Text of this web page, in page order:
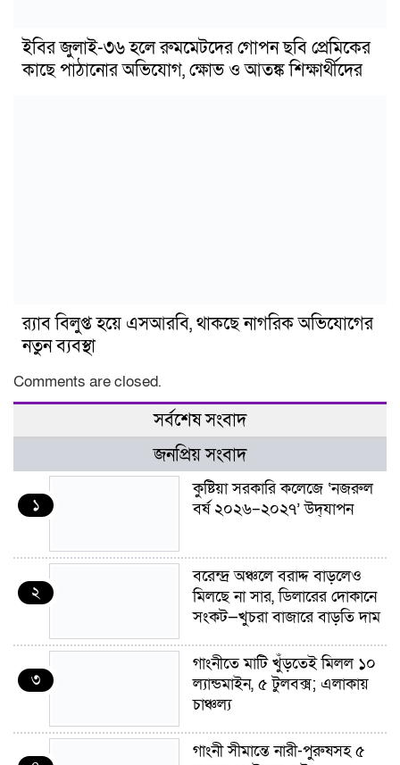
ইবির জুলাই-৩৬ হলে রুমমেটদের গোপন ছবি প্রেমিকের
কাছে পাঠানোর অভিযোগ, ক্ষোভ ও আতঙ্ক শিক্ষার্থীদের
র‍্যাব বিলুপ্ত হয়ে এসআরবি, থাকছে নাগরিক অভিযোগের
নতুন ব্যবস্থা
Comments are closed.
সর্বশেষ সংবাদ
জনপ্রিয় সংবাদ
১
কুষ্টিয়া সরকারি কলেজে ‘নজরুল
বর্ষ ২০২৬–২০২৭’ উদ্‌যাপন
২
বরেন্দ্র অঞ্চলে বরাদ্দ বাড়লেও
মিলছে না সার, ডিলারের দোকানে
সংকট—খুচরা বাজারে বাড়তি দাম
৩
গাংনীতে মাটি খুঁড়তেই মিলল ১০
ল্যান্ডমাইন, ৫ টুলবক্স; এলাকায়
চাঞ্চল্য
গাংনী সীমান্তে নারী-পুরুষসহ ৫